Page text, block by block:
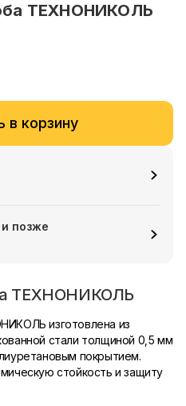
ТЕХНОНИКОЛЬ
в корзину
позже
ТЕХНОНИКОЛЬ
изготовлена из
стали толщиной 0,5 мм
покрытием.
стойкость и защиту